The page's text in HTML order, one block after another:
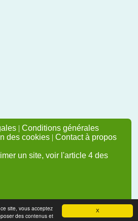
X
site, vous acceptez
des contenus et
| Conditions générales
des cookies | Contact à propos
un site, voir l'article 4 des